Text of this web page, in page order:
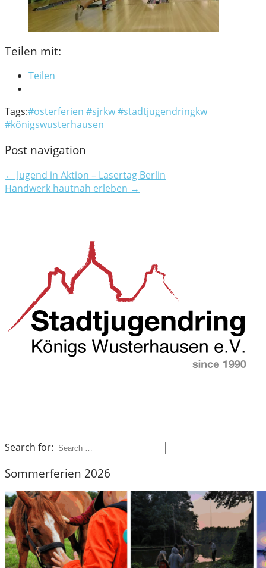
Teilen mit:
Teilen
Tags:#osterferien #sjrkw #stadtjugendringkw
#königswusterhausen
Post navigation
← Jugend in Aktion – Lasertag Berlin
Handwerk hautnah erleben →
Search for:
Sommerferien 2026